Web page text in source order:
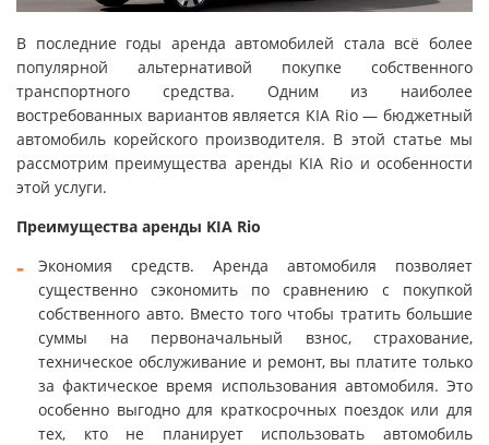
В последние годы аренда автомобилей стала всё более
популярной альтернативой покупке собственного
транспортного средства. Одним из наиболее
востребованных вариантов является KIA Rio — бюджетный
автомобиль корейского производителя. В этой статье мы
рассмотрим преимущества аренды KIA Rio и особенности
этой услуги.
Преимущества аренды KIA Rio
Экономия средств. Аренда автомобиля позволяет
существенно сэкономить по сравнению с покупкой
собственного авто. Вместо того чтобы тратить большие
суммы на первоначальный взнос, страхование,
техническое обслуживание и ремонт, вы платите только
за фактическое время использования автомобиля. Это
особенно выгодно для краткосрочных поездок или для
тех, кто не планирует использовать автомобиль